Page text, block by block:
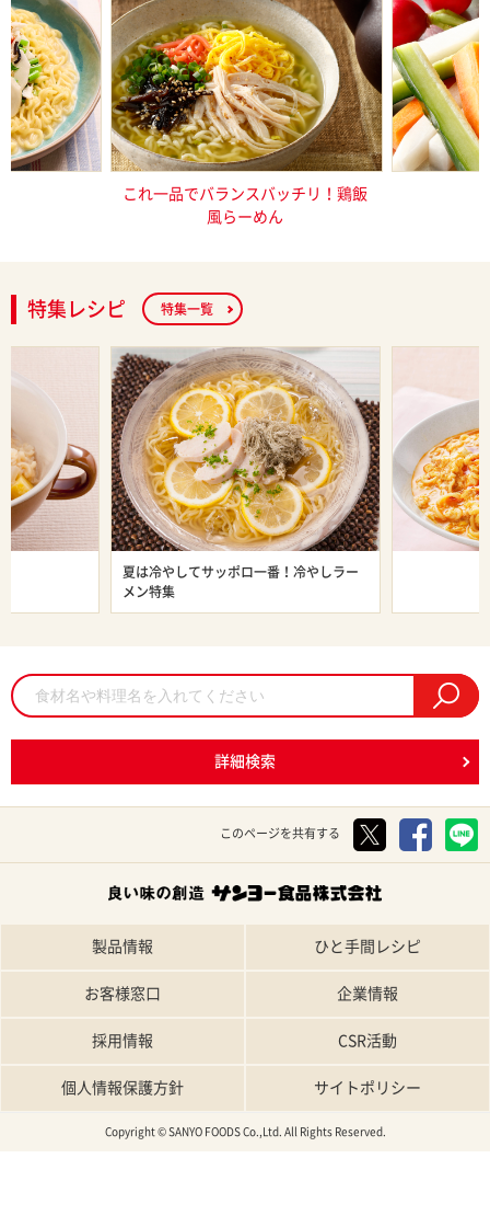
これ一品でバランスバッチリ！鶏飯
風らーめん
特集レシピ 特集一覧
夏は冷やしてサッポロ一番！冷やしラー
メン特集
詳細検索
このページを共有する
製品情報 ひと手間レシピ
お客様窓口 企業情報
採用情報 CSR活動
個人情報保護方針 サイトポリシー
Copyright © SANYO FOODS Co.,Ltd. All Rights Reserved.